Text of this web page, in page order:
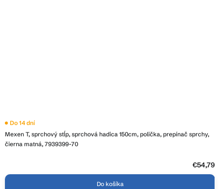
Mexen T, sprchový stĺp, sprchová hadica 150cm, polička, prepínač sprchy,
čierna matná, 7939399-70
Do 14 dní
€54,79
Do košíka